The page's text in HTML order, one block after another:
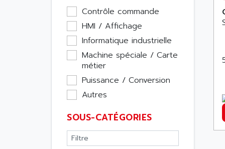
Contrôle commande
HMI / Affichage
Informatique industrielle
Machine spéciale / Carte
métier
Puissance / Conversion
Autres
SOUS-CATÉGORIES